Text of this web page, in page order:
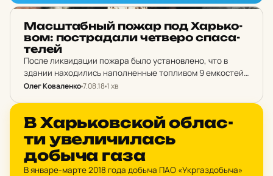
Мас­штабный пожар под Харь­ко­
вом: пос­тра­да­ли чет­ве­ро спа­са­
те­лей
После ликвидации пожара было установлено, что в
здании находились наполненные топливом 9 емкостей
по 1 м. куб. каждая и 12 емкостей вместимостью по 200
Олег Коваленко7.08.181 хв
НОВИНИ ХАРКОВА
В Харь­ков­ской об­лас­
ти уве­ли­чи­лась
добыча газа
В январе-марте 2018 года добыча ПАО «Укргаздобыча»